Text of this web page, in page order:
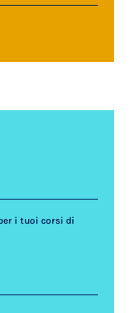
i tuoi corsi di